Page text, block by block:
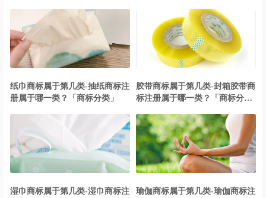
纸巾商标属于第几类-抽纸商标注
册属于哪一类？「商标分类」
胶带商标属于第几类-封箱胶带商
标注册属于哪一类？「商标分
湿巾商标属于第几类-湿巾商标注
瑜伽商标属于第几类-瑜伽商标注